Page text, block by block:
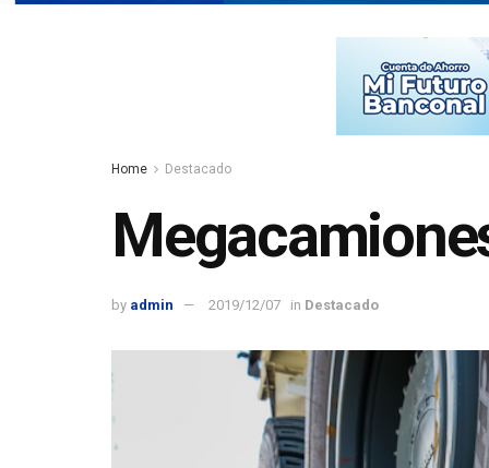
Home Destacado
by admin 2019/12/07 in Destacado